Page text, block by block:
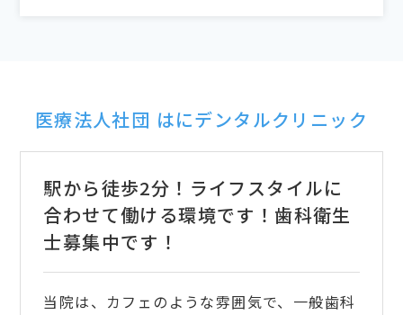
医療法人社団 はにデンタルクリニック
駅から徒歩2分！ライフスタイルに
合わせて働ける環境です！歯科衛生
士募集中です！
当院は、カフェのような雰囲気で、一般歯科